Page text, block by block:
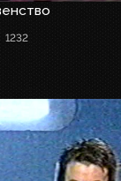
1232